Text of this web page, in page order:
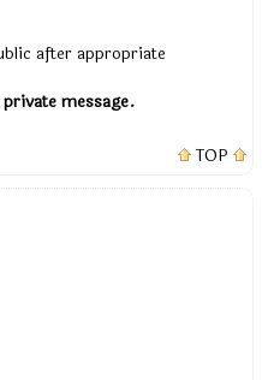
after appropriate
message.
TOP